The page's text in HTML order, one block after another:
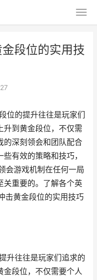
段位的实用技
位的提升往往是玩家们
升到黄金段位，不仅需
的深刻领会和团队配合
有效的策略和技巧，
会游戏机制在任何一局
关重要的。了解各个英
击黄金段位的实用技巧
升往往是玩家们追求的
金段位，不仅需要个人